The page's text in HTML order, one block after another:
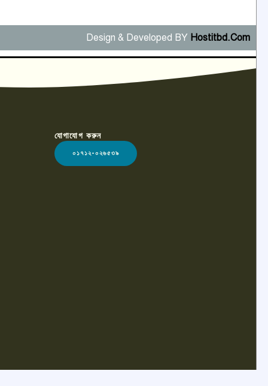
Design & Developed BY Hostitbd.Com
যোগাযোগ করুন
০১৭১২-০২৬৫৩৯